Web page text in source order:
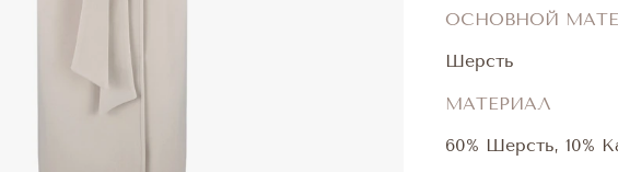
ОСНОВНОЙ
Шерсть
МАТЕРИАЛ
60% Шерсть, 10%